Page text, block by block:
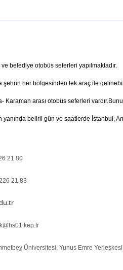
belediye otobüs seferleri yapılmaktadır.
şehrin her bölgesinden tek araç ile
Karaman arası otobüs seferleri vardır.
yanında belirli gün ve saatlerde İstanbul,
21 80
21 83
Üniversitesi, Yunus Emre